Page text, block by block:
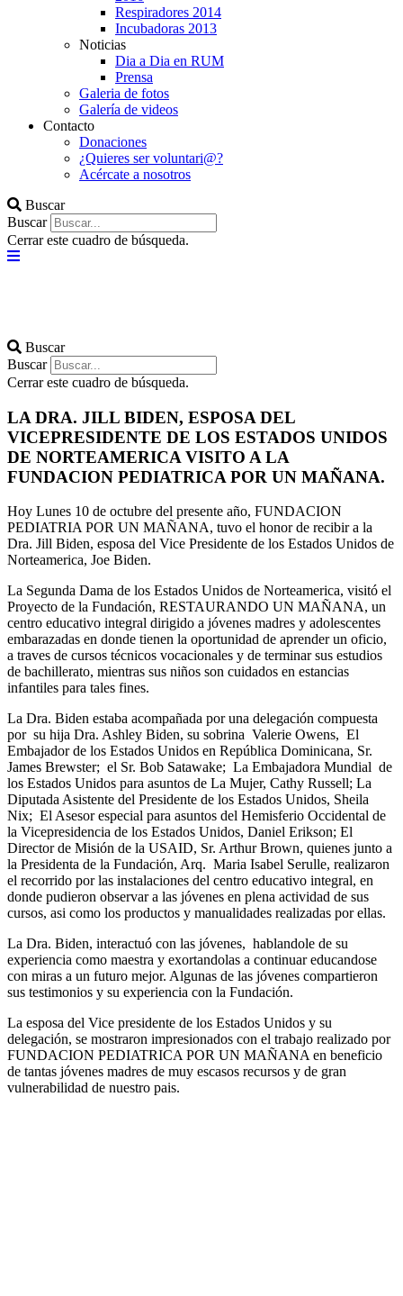
Respiradores 2014
Incubadoras 2013
Noticias
Dia a Dia en RUM
Prensa
Galeria de fotos
Galería de videos
Contacto
Donaciones
¿Quieres ser voluntari@?
Acércate a nosotros
Buscar
Buscar
Cerrar este cuadro de búsqueda.
Buscar
Buscar
Cerrar este cuadro de búsqueda.
LA DRA. JILL BIDEN, ESPOSA DEL
VICEPRESIDENTE DE LOS ESTADOS UNIDOS
DE NORTEAMERICA VISITO A LA
FUNDACION PEDIATRICA POR UN MAÑANA.
Hoy Lunes 10 de octubre del presente año, FUNDACION
PEDIATRIA POR UN MAÑANA, tuvo el honor de recibir a la
Dra. Jill Biden, esposa del Vice Presidente de los Estados Unidos de
Norteamerica, Joe Biden.
La Segunda Dama de los Estados Unidos de Norteamerica, visitó el
Proyecto de la Fundación, RESTAURANDO UN MAÑANA, un
centro educativo integral dirigido a jóvenes madres y adolescentes
embarazadas en donde tienen la oportunidad de aprender un oficio,
a traves de cursos técnicos vocacionales y de terminar sus estudios
de bachillerato, mientras sus niños son cuidados en estancias
infantiles para tales fines.
La Dra. Biden estaba acompañada por una delegación compuesta
por su hija Dra. Ashley Biden, su sobrina Valerie Owens, El
Embajador de los Estados Unidos en República Dominicana, Sr.
James Brewster; el Sr. Bob Satawake; La Embajadora Mundial de
los Estados Unidos para asuntos de La Mujer, Cathy Russell; La
Diputada Asistente del Presidente de los Estados Unidos, Sheila
Nix; El Asesor especial para asuntos del Hemisferio Occidental de
la Vicepresidencia de los Estados Unidos, Daniel Erikson; El
Director de Misión de la USAID, Sr. Arthur Brown, quienes junto a
la Presidenta de la Fundación, Arq. Maria Isabel Serulle, realizaron
el recorrido por las instalaciones del centro educativo integral, en
donde pudieron observar a las jóvenes en plena actividad de sus
cursos, asi como los productos y manualidades realizadas por ellas.
La Dra. Biden, interactuó con las jóvenes, hablandole de su
experiencia como maestra y exortandolas a continuar educandose
con miras a un futuro mejor. Algunas de las jóvenes compartieron
sus testimonios y su experiencia con la Fundación.
La esposa del Vice presidente de los Estados Unidos y su
delegación, se mostraron impresionados con el trabajo realizado por
FUNDACION PEDIATRICA POR UN MAÑANA en beneficio
de tantas jóvenes madres de muy escasos recursos y de gran
vulnerabilidad de nuestro pais.